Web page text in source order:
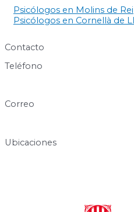
Psicólogos en Molins de Rei
Psicólogos en Cornellà de
Contacto
Teléfono
Correo
Ubicaciones